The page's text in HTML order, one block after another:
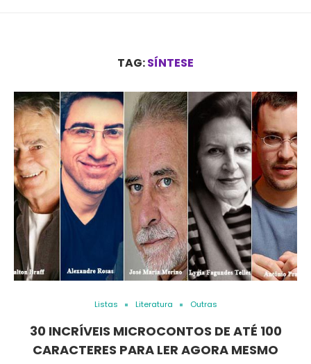
TAG:SÍNTESE
Listas Literatura Outras
30 INCRÍVEIS MICROCONTOS DE ATÉ 100
CARACTERES PARA LER AGORA MESMO